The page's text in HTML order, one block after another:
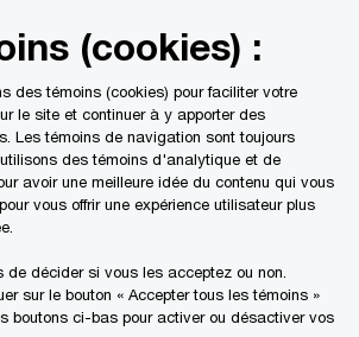
Recherche
(cookies) :
des témoins (cookies) pour faciliter votre
le site et continuer à y apporter des
Les témoins de navigation sont toujours
des témoins d'analytique et de
avoir une meilleure idée du contenu qui vous
vous offrir une expérience utilisateur plus
décider si vous les acceptez ou non.
sur le bouton « Accepter tous les témoins »
boutons ci-bas pour activer ou désactiver vos